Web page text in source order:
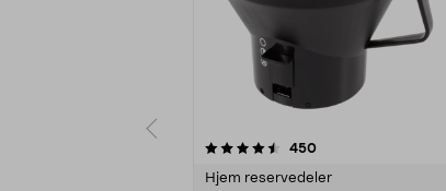
450anmeldelser
Hjem reservedeler
4.5 av 5 stjerner